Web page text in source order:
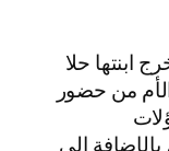
ابنتها حلا
من حضور
إلى